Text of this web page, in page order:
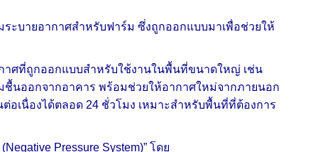
ะบายอากาศสำหรับฟาร์ม ซึ่งถูกออกแบบมาเพื่อช่วยให้
าศที่ถูกออกแบบสำหรับใช้งานในพื้นที่ขนาดใหญ่ เช่น
ชื้นออกจากอาคาร พร้อมช่วยให้อากาศใหม่จากภายนอก
เนื่องได้ตลอด 24 ชั่วโมง เหมาะสำหรับพื้นที่ที่ต้องการ
Pressure System)” โดย